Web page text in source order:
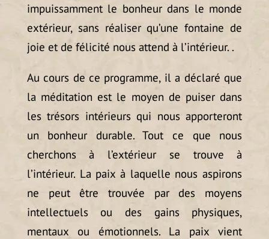
impuissamment le bonheur dans le monde
extérieur, sans réaliser qu’une fontaine de
joie et de félicité nous attend à l’intérieur. .
Au cours de ce programme, il a déclaré que
la méditation est le moyen de puiser dans
les trésors intérieurs qui nous apporteront
un bonheur durable. Tout ce que nous
cherchons à l’extérieur se trouve à
l’intérieur. La paix à laquelle nous aspirons
ne peut être trouvée par des moyens
intellectuels ou des gains physiques,
mentaux ou émotionnels. La paix vient